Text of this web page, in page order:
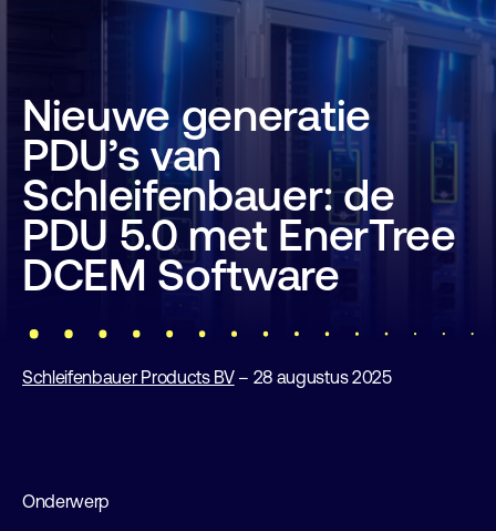
Nieuwe generatie
PDU’s van
Schleifenbauer: de
PDU 5.0 met EnerTree
DCEM Software
Schleifenbauer Products BV– 28 augustus 2025
Onderwerp